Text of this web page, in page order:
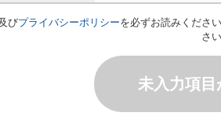
びプライバシーポリシーを必ずお読みくださ
さい
未入力項